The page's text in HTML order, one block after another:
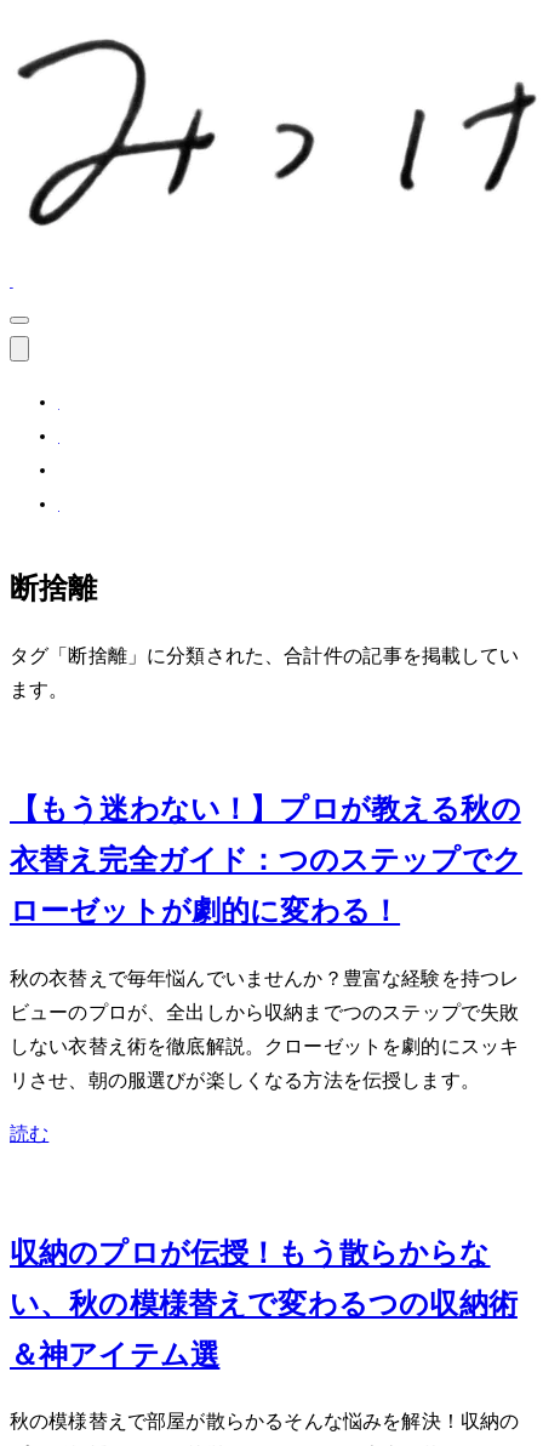
断捨離
タグ「断捨離」に分類された、合計 2 件の記事を掲載してい
ます。
【もう迷わない！】プロが教える秋の
衣替え完全ガイド：5つのステップでク
ローゼットが劇的に変わる！
秋の衣替えで毎年悩んでいませんか？豊富な経験を持つレ
ビューのプロが、全出しから収納まで5つのステップで失敗
しない衣替え術を徹底解説。クローゼットを劇的にスッキ
リさせ、朝の服選びが楽しくなる方法を伝授します。
読む
収納のプロが伝授！もう散らからな
い、秋の模様替えで変わる7つの収納術
＆神アイテム10選
秋の模様替えで部屋が散らかる…そんな悩みを解決！収納の